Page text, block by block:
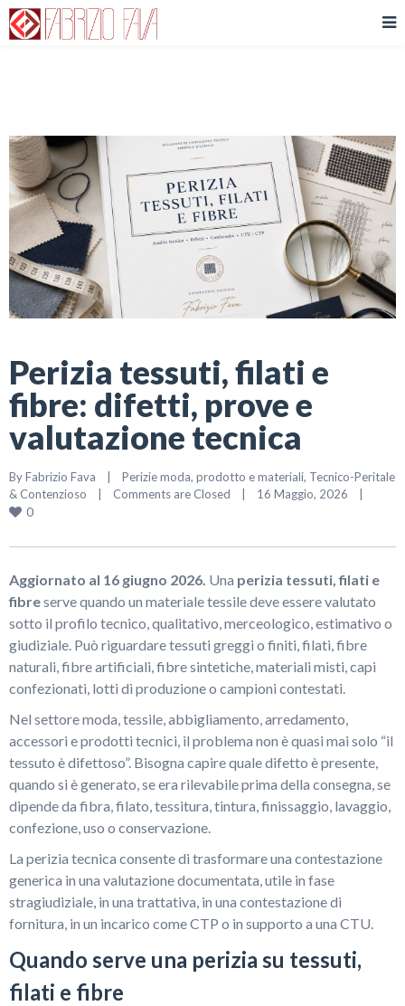
Perizia tessuti, filati e
fibre: difetti, prove e
valutazione tecnica
By Fabrizio Fava | Perizie moda, prodotto e materiali, Tecnico-Peritale
& Contenzioso
| Comments are Closed | 16 Maggio, 2026 |
0
Aggiornato al 16 giugno 2026. Una perizia tessuti, filati e
fibreserve quando un materiale tessile deve essere valutato
sotto il profilo tecnico, qualitativo, merceologico, estimativo o
giudiziale. Può riguardare tessuti greggi o finiti, filati, fibre
naturali, fibre artificiali, fibre sintetiche, materiali misti, capi
confezionati, lotti di produzione o campioni contestati.
Nel settore moda, tessile, abbigliamento, arredamento,
accessori e prodotti tecnici, il problema non è quasi mai solo “il
tessuto è difettoso”. Bisogna capire quale difetto è presente,
quando si è generato, se era rilevabile prima della consegna, se
dipende da fibra, filato, tessitura, tintura, finissaggio, lavaggio,
confezione, uso o conservazione.
La perizia tecnica consente di trasformare una contestazione
generica in una valutazione documentata, utile in fase
stragiudiziale, in una trattativa, in una contestazione di
fornitura, in un incarico come CTP o in supporto a una CTU.
Quando serve una perizia su tessuti,
filati e fibre